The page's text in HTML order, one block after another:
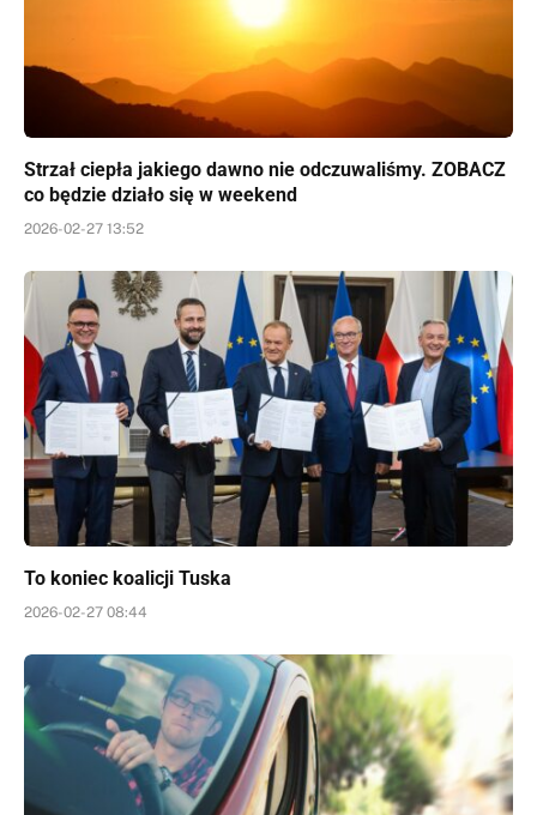
Strzał ciepła jakiego dawno nie odczuwaliśmy. ZOBACZ
co będzie działo się w weekend
2026-02-27 13:52
To koniec koalicji Tuska
2026-02-27 08:44